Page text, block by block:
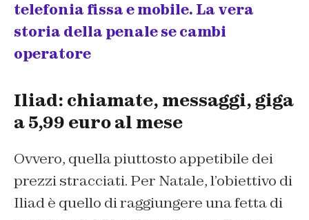
telefonia fissa e mobile. La vera
storia della penale se cambi
operatore
Iliad: chiamate, messaggi, giga
a 5,99 euro al mese
Ovvero, quella piuttosto appetibile dei
prezzi stracciati. Per Natale, l’obiettivo di
Iliad è quello di raggiungere una fetta di